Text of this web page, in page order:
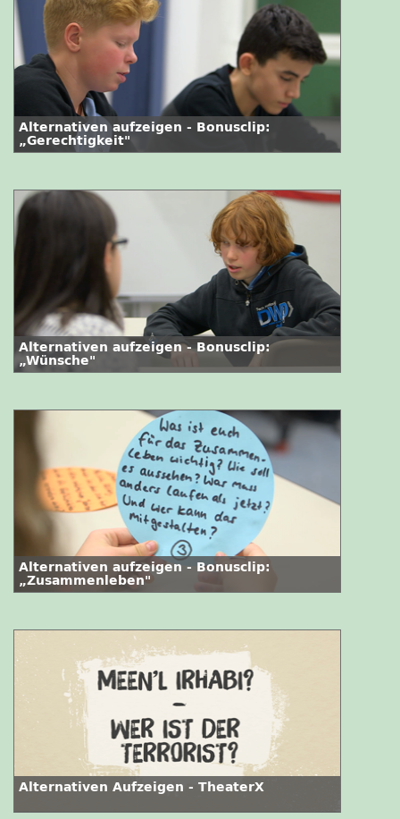
Alternativen aufzeigen - Bonusclip:
„Gerechtigkeit"
Alternativen aufzeigen - Bonusclip:
„Wünsche"
Alternativen aufzeigen - Bonusclip:
„Zusammenleben"
Alternativen Aufzeigen - TheaterX